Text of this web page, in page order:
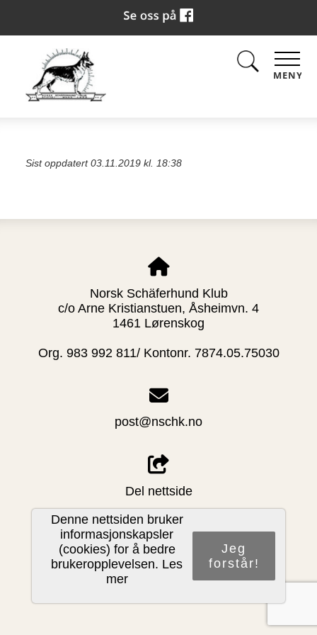
MENY
Sist oppdatert 03.11.2019 kl. 18:38
Norsk Schäferhund Klub
c/o Arne Kristianstuen, Åsheimvn. 4
1461 Lørenskog
Org. 983 992 811/ Kontonr. 7874.05.75030
post@nschk.no
Del nettside
Denne nettsiden bruker
informasjonskapsler
(cookies) for å bedre
brukeropplevelsen. Les
mer
Jeg
forstår!
PERSONVERNERKLÆRING